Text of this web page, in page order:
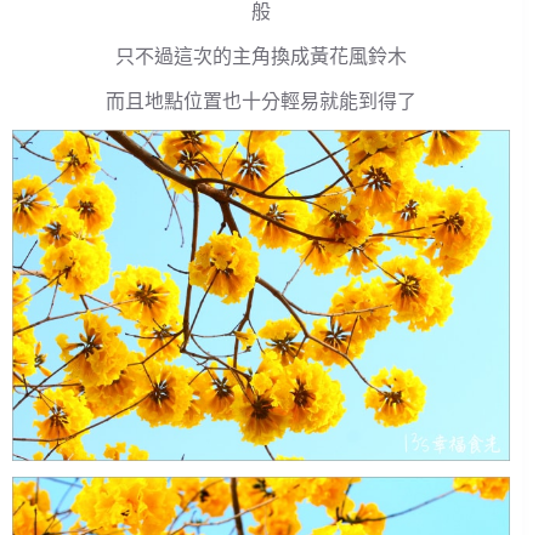
般
只不過這次的主角換成黃花風鈴木
而且地點位置也十分輕易就能到得了